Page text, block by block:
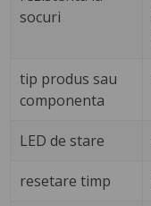
socuri
tip produs sau
componenta
LED de stare
resetare timp